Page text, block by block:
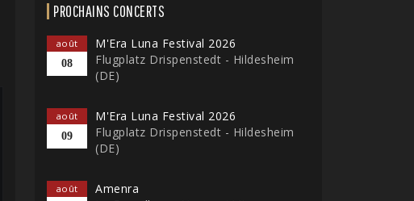
PROCHAINS CONCERTS
août
08
M'Era Luna Festival 2026
Flugplatz Drispenstedt - Hildesheim
(DE)
août
09
M'Era Luna Festival 2026
Flugplatz Drispenstedt - Hildesheim
(DE)
août
Amenra